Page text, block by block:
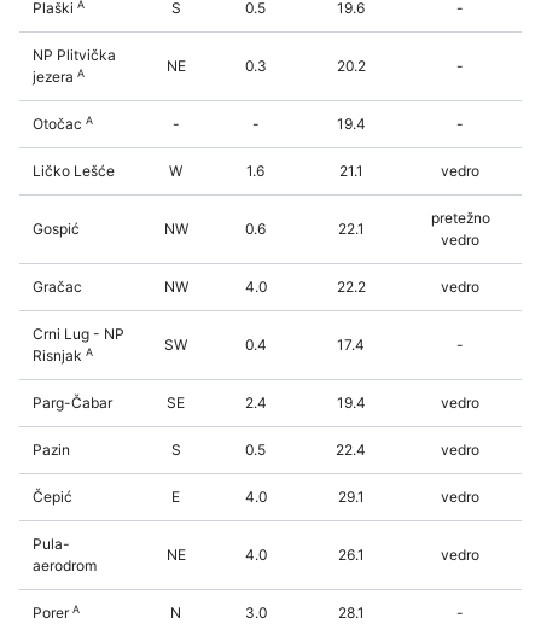
Plaški A S 0.5 19.6 -
NP Plitvička
jezera A NE 0.3 20.2 -
Otočac A - - 19.4 -
Ličko Lešće W 1.6 21.1 vedro
Gospić NW 0.6 22.1
pretežno
vedro
Gračac NW 4.0 22.2 vedro
Crni Lug - NP
Risnjak A SW 0.4 17.4 -
Parg-Čabar SE 2.4 19.4 vedro
Pazin S 0.5 22.4 vedro
Čepić E 4.0 29.1 vedro
Pula-
aerodrom
NE 4.0 26.1 vedro
PorerA N 3.0 28.1 -